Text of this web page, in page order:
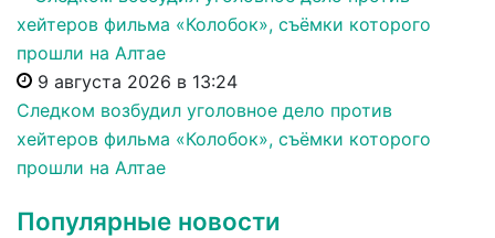
9 августа 2026 в 13:24
Следком возбудил уголовное дело против
хейтеров фильма «Колобок», съёмки которого
прошли на Алтае
Популярные новости